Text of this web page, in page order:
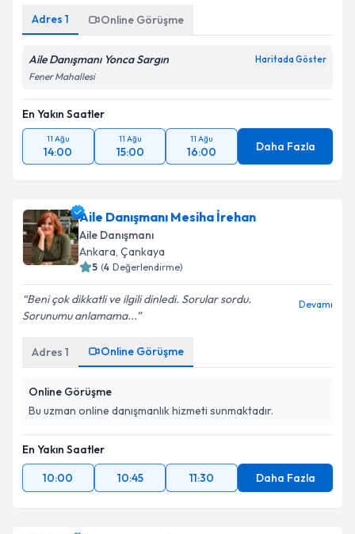
Adres 1 Online Görüşme
Aile Danışmanı Yonca Sargın
En Yakın Saatler
11 Ağu
14:00
11 Ağu
15:00
11 Ağu
16:00 Daha Fazla
Aile Danışmanı Mesiha İrehan
Aile Danışmanı
Ankara, Çankaya
( Değerlendirme)
Beni çok dikkatli ve ilgili dinledi. Sorular sordu.
Sorunumu anlamama...
Adres 1 Online Görüşme
Online Görüşme
Bu uzman online danışmanlık hizmeti sunmaktadır.
En Yakın Saatler
10:00
10:45 11:30 Daha Fazla